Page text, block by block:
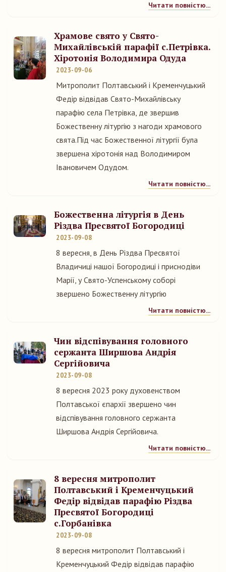
Читати повністю...
Храмове свято у Свято-
Михайлівській парафії с.Петрівка.
Хіротонія Володимира Одуда
2023-09-06
Митрополит Полтавський і Кременчуцький
Федір відвідав Свято-Михайлівську
парафію села Петрівка, де звершив
Божественну літургію з нагоди храмового
свята.Під час Божественної літургії була
звершена хіротонія над Володимиром
Івановичем Одудом.
Читати повністю...
Божественна літургія в День
Різдва Пресвятої Богородиці
2023-09-08
8 вересня, в День Різдва Пресвятої
Владичиці нашої Богородиці і приснодіви
Марії, у Свято-Успенському соборі
звершено Божественну літургію
Читати повністю...
Чин відспівування головного
сержанта Ширшова Андрія
Сергійовича
2023-09-08
8 вересня 2023 року духовенством
Полтавської єпархії звершено чин
відспівування головного сержанта
Ширшова Андрія Сергійовича.
Читати повністю...
8 вересня митрополит
Полтавський і Кременчуцький
Федір відвідав парафію Різдва
Пресвятої Богородиці
с.Горбанівка
2023-09-08
8 вересня митрополит Полтавський і
Кременчуцький Федір відвідав парафію